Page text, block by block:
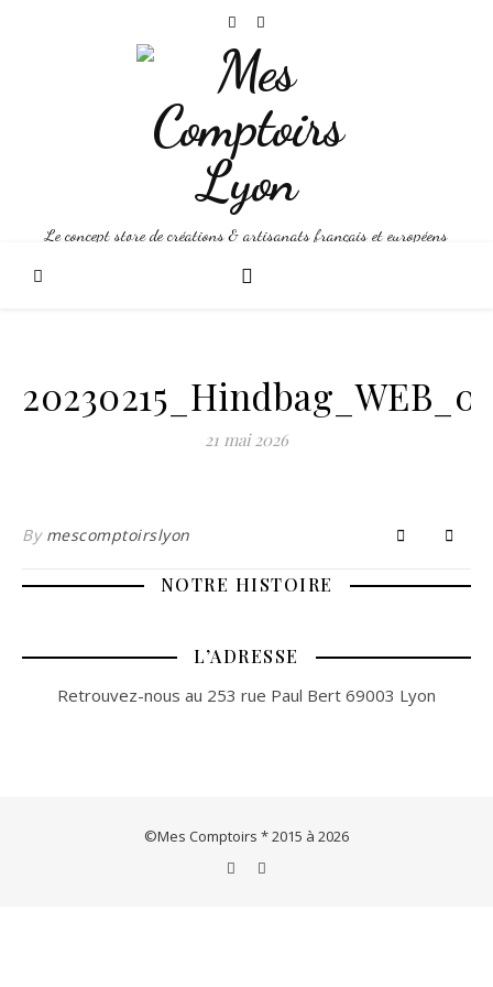
Le concept store de créations & artisanats français et européens
21 mai 2026
By mescomptoirslyon
NOTRE HISTOIRE
L’ADRESSE
Retrouvez-nous au 253 rue Paul Bert 69003 Lyon
©Mes Comptoirs * 2015 à 2026